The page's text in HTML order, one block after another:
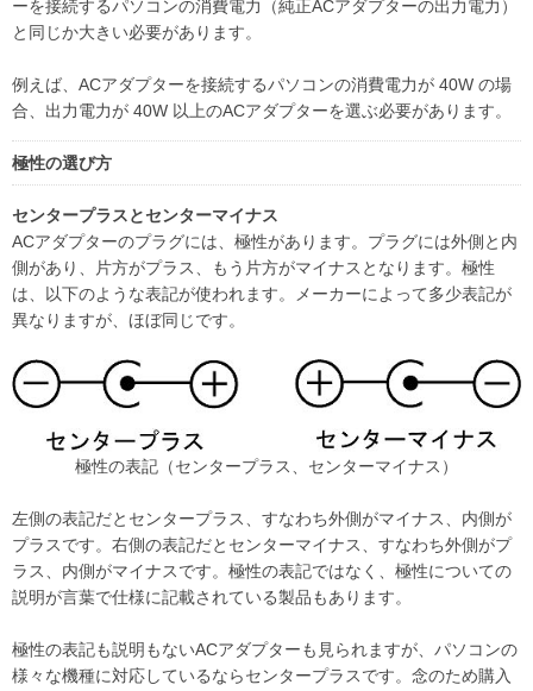
ーを接続するパソコンの消費電力（純正ACアダプターの出力電力）
と同じか大きい必要があります。
例えば、ACアダプターを接続するパソコンの消費電力が 40W の場
合、出力電力が 40W 以上のACアダプターを選ぶ必要があります。
極性の選び方
センタープラスとセンターマイナス
ACアダプターのプラグには、極性があります。プラグには外側と内
側があり、片方がプラス、もう片方がマイナスとなります。極性
は、以下のような表記が使われます。メーカーによって多少表記が
異なりますが、ほぼ同じです。
極性の表記（センタープラス、センターマイナス）
左側の表記だとセンタープラス、すなわち外側がマイナス、内側が
プラスです。右側の表記だとセンターマイナス、すなわち外側がプ
ラス、内側がマイナスです。極性の表記ではなく、極性についての
説明が言葉で仕様に記載されている製品もあります。
極性の表記も説明もないACアダプターも見られますが、パソコンの
様々な機種に対応しているならセンタープラスです。念のため購入